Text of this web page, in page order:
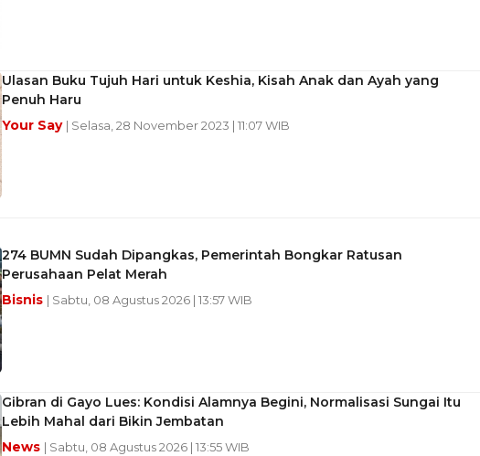
Ulasan Buku Tujuh Hari untuk Keshia, Kisah Anak dan Ayah yang
Penuh Haru
Your Say | Selasa, 28 November 2023 | 11:07 WIB
274 BUMN Sudah Dipangkas, Pemerintah Bongkar Ratusan
Perusahaan Pelat Merah
Bisnis | Sabtu, 08 Agustus 2026 | 13:57 WIB
Gibran di Gayo Lues: Kondisi Alamnya Begini, Normalisasi Sungai Itu
Lebih Mahal dari Bikin Jembatan
News | Sabtu, 08 Agustus 2026 | 13:55 WIB